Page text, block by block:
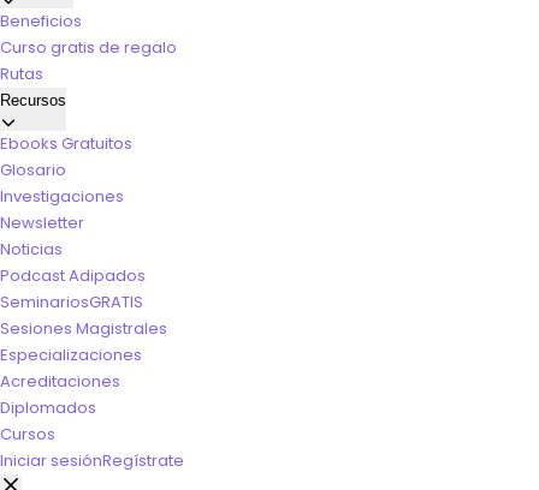
Beneficios
Curso gratis de regalo
Rutas
Recursos
Ebooks Gratuitos
Glosario
Investigaciones
Newsletter
Noticias
Podcast Adipados
SeminariosGRATIS
Sesiones Magistrales
Especializaciones
Acreditaciones
Diplomados
Cursos
Iniciar sesiónRegístrate